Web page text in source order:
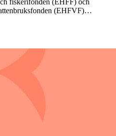
fiskerifonden (EHFF) och
(EHFVF)…